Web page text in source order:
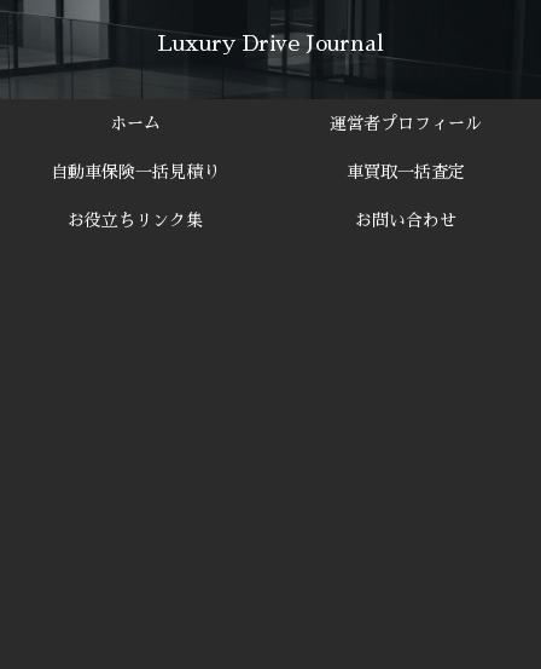
Luxury Drive Journal
ホーム 運営者プロフィール
自動車保険一括見積り 車買取一括査定
お役立ちリンク集 お問い合わせ